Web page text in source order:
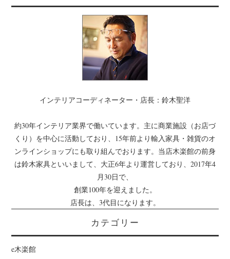
インテリアコーディネーター・店長：鈴木聖洋
約30年インテリア業界で働いています。主に商業施設（お店づ
くり）を中心に活動しており、15年前より輸入家具・雑貨のオ
ンラインショップにも取り組んでおります。当店木楽館の前身
は鈴木家具といいまして、大正6年より運営しており、2017年4
月30日で、
創業100年を迎えました。
店長は、3代目になります。
カテゴリー
e木楽館